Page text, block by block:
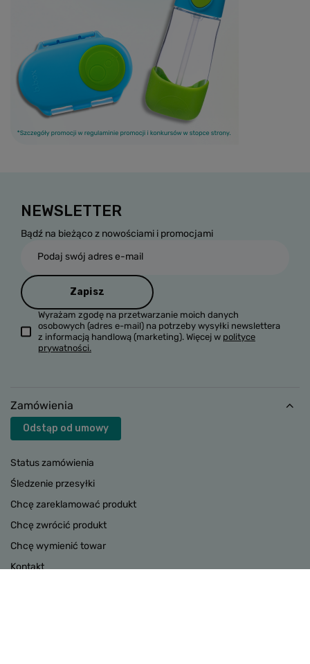
NEWSLETTER
Bądź na bieżąco z nowościami i promocjami
Podaj swój adres e-mail
Zapisz
Wyrażam zgodę na przetwarzanie moich danych
osobowych (adres e-mail) na potrzeby wysyłki newslettera
z informacją handlową (marketing). Więcej w polityce
prywatności.
Zamówienia
Odstąp od umowy
Status zamówienia
Śledzenie przesyłki
Chcę zareklamować produkt
Chcę zwrócić produkt
Chcę wymienić towar
Kontakt